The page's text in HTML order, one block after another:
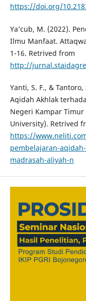
https://doi.org/
Ya’cub, M. (2022).
Ilmu Manfaat.
1-16. Retrived from
http://
Yanti, S. F., &
Aqidah Akhlak
Negeri Kampar
University). Retrived
https://
pembelajaran-
madrasah-aliyah-n